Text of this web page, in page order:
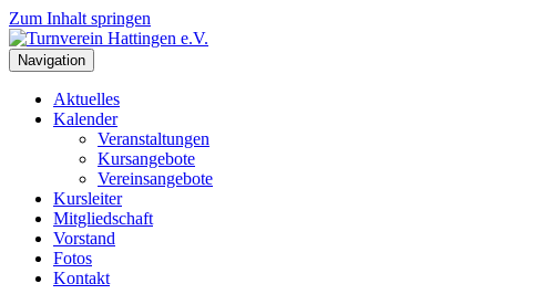
Zum Inhalt springen
Navigation
Aktuelles
Kalender
Veranstaltungen
Kursangebote
Vereinsangebote
Kursleiter
Mitgliedschaft
Vorstand
Fotos
Kontakt